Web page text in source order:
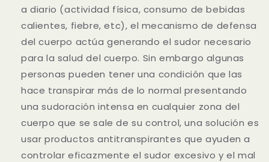
a diario (actividad física, consumo de bebidas
calientes, fiebre, etc), el mecanismo de defensa
del cuerpo actúa generando el sudor necesario
para la salud del cuerpo. Sin embargo algunas
personas pueden tener una condición que las
hace transpirar más de lo normal presentando
una sudoración intensa en cualquier zona del
cuerpo que se sale de su control, una solución es
usar productos antitranspirantes que ayuden a
controlar eficazmente el sudor excesivo y el mal